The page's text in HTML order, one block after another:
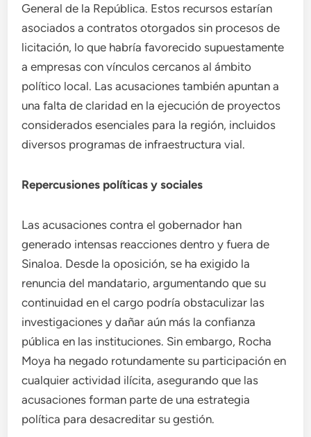
General de la República. Estos recursos estarían
asociados a contratos otorgados sin procesos de
licitación, lo que habría favorecido supuestamente
a empresas con vínculos cercanos al ámbito
político local. Las acusaciones también apuntan a
una falta de claridad en la ejecución de proyectos
considerados esenciales para la región, incluidos
diversos programas de infraestructura vial.
Repercusiones políticas y sociales
Las acusaciones contra el gobernador han
generado intensas reacciones dentro y fuera de
Sinaloa. Desde la oposición, se ha exigido la
renuncia del mandatario, argumentando que su
continuidad en el cargo podría obstaculizar las
investigaciones y dañar aún más la confianza
pública en las instituciones. Sin embargo, Rocha
Moya ha negado rotundamente su participación en
cualquier actividad ilícita, asegurando que las
acusaciones forman parte de una estrategia
política para desacreditar su gestión.